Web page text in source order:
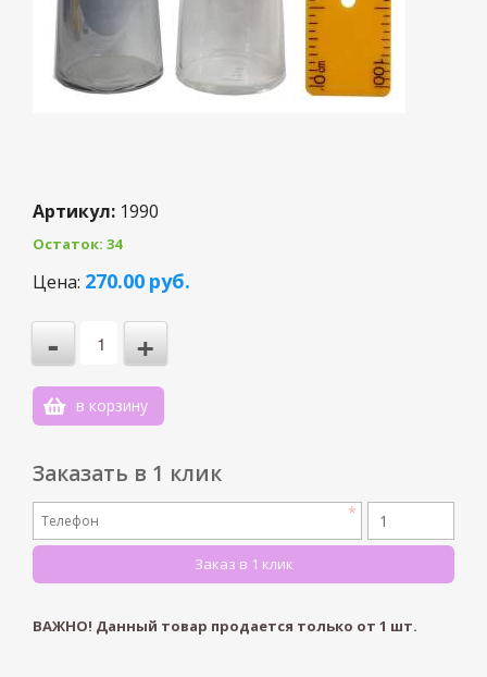
Артикул: 1990
Остаток: 34
Цена: 270.00 руб.
3
1
0
-1
+
-
в корзину
Заказать в 1 клик
ВАЖНО! Данный товар продается только от 1 шт.